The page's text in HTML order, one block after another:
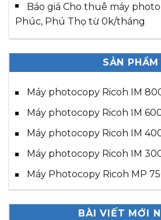
Báo giá Cho thuê máy
Phúc, Phú Thọ từ 0k/tháng
SẢN PHẨM
Máy photocopy Ricoh IM
Máy photocopy Ricoh IM
Máy photocopy Ricoh IM
Máy photocopy Ricoh IM
Máy Photocopy Ricoh MP
BÀI VIẾT MỚI